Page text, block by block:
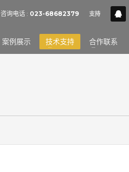
SHOWROOM HOURS
Mon-Fri 9:00AM - 6:00AM
Sat - 9:00AM-5:00PM
Sundays by appointment only!
咨询电话 : 023-68682379 支持
案例展示 技术支持 合作联系